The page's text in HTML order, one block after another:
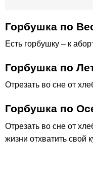
Горбушка по
Есть горбушку – к
Горбушка по
Отрезать во сне от
Горбушка по
Отрезать во сне от
жизни отхватить свой